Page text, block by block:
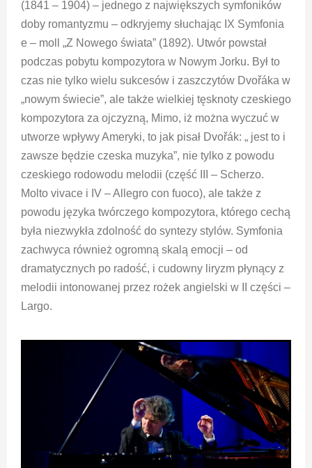
(1841 – 1904) – jednego z największych symfoników
doby romantyzmu – odkryjemy słuchając IX Symfonia
e – moll „Z Nowego świata” (1892). Utwór powstał
podczas pobytu kompozytora w Nowym Jorku. Był to
czas nie tylko wielu sukcesów i zaszczytów Dvořáka w
„nowym świecie”, ale także wielkiej tęsknoty czeskiego
kompozytora za ojczyzną, Mimo, iż można wyczuć w
utworze wpływy Ameryki, to jak pisał Dvořák: „ jest to i
zawsze będzie czeska muzyka”, nie tylko z powodu
czeskiego rodowodu melodii (część III – Scherzo.
Molto vivace i IV – Allegro con fuoco), ale także z
powodu języka twórczego kompozytora, którego cechą
była niezwykła zdolność do syntezy stylów. Symfonia
zachwyca również ogromną skalą emocji – od
dramatycznych po radość, i cudowny liryzm płynący z
melodii intonowanej przez rożek angielski w II części –
Largo.